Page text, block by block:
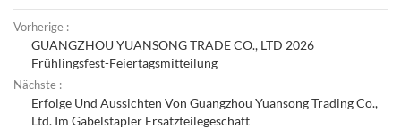
Vorherige :
GUANGZHOU YUANSONG TRADE CO., LTD 2026
Frühlingsfest-Feiertagsmitteilung
Nächste :
Erfolge Und Aussichten Von Guangzhou Yuansong Trading Co.,
Ltd. Im Gabelstapler Ersatzteilegeschäft